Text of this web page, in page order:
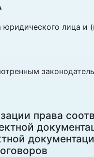
лица и
права